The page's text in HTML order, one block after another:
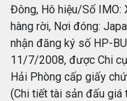
Đông, Hô hiệu/Số IMO:
hàng rời, Nơi đóng:
nhận đăng ký số HP-
11/7/2008, được Chi
Hải Phòng cấp giấy
(Chi tiết tài sản đấu giá